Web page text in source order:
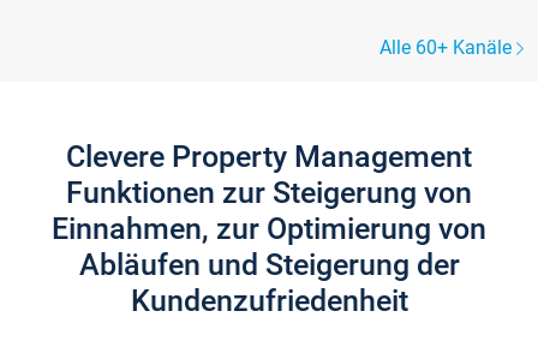
Alle 60+ Kanäle
Clevere Property Management
Funktionen zur Steigerung von
Einnahmen, zur Optimierung von
Abläufen und Steigerung der
Kundenzufriedenheit